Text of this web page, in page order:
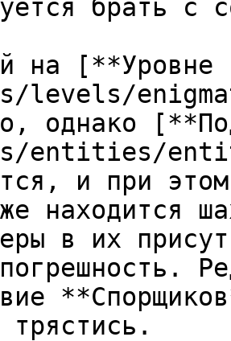
брать с
на
levels/
однако
entities/
и при
находится
в их
трястись.